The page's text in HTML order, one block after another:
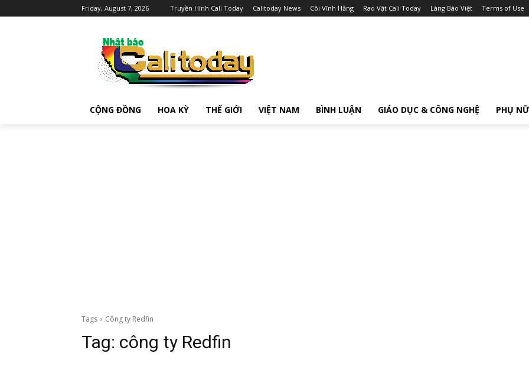
Friday, August 7, 2026 Truyền Hình Cali Today Calitoday News Cõi Vĩnh Hằng Rao Vặt Cali Today Làng Báo Việt Terms of Use
CỘNG ĐỒNG HOA KỲ THẾ GIỚI VIỆT NAM BÌNH LUẬN GIÁO DỤC & CÔNG NGHỆ PHỤ NỮ
Tags Công ty Redfin
Tag: công ty Redfin